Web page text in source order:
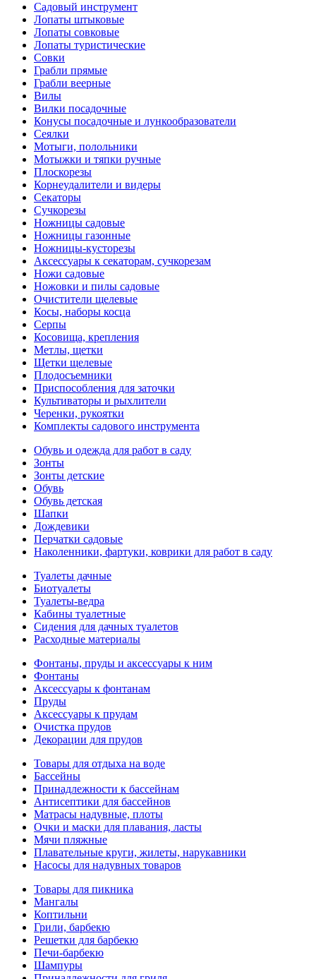
Садовый инструмент
Лопаты штыковые
Лопаты совковые
Лопаты туристические
Совки
Грабли прямые
Грабли веерные
Вилы
Вилки посадочные
Конусы посадочные и лункообразователи
Сеялки
Мотыги, полольники
Мотыжки и тяпки ручные
Плоскорезы
Корнеудалители и видеры
Секаторы
Сучкорезы
Ножницы садовые
Ножницы газонные
Ножницы-кусторезы
Аксессуары к секаторам, сучкорезам
Ножи садовые
Ножовки и пилы садовые
Очистители щелевые
Косы, наборы косца
Серпы
Косовища, крепления
Метлы, щетки
Щетки щелевые
Плодосъемники
Приспособления для заточки
Культиваторы и рыхлители
Черенки, рукоятки
Комплекты садового инструмента
Обувь и одежда для работ в саду
Зонты
Зонты детские
Обувь
Обувь детская
Шапки
Дождевики
Перчатки садовые
Наколенники, фартуки, коврики для работ в саду
Туалеты дачные
Биотуалеты
Туалеты-ведра
Кабины туалетные
Сидения для дачных туалетов
Расходные материалы
Фонтаны, пруды и аксессуары к ним
Фонтаны
Аксессуары к фонтанам
Пруды
Аксессуары к прудам
Очистка прудов
Декорации для прудов
Товары для отдыха на воде
Бассейны
Принадлежности к бассейнам
Антисептики для бассейнов
Матраcы надувные, плоты
Очки и маски для плавания, ласты
Мячи пляжные
Плавательные круги, жилеты, нарукавники
Насосы для надувных товаров
Товары для пикника
Мангалы
Коптильни
Грили, барбекю
Решетки для барбекю
Печи-барбекю
Шампуры